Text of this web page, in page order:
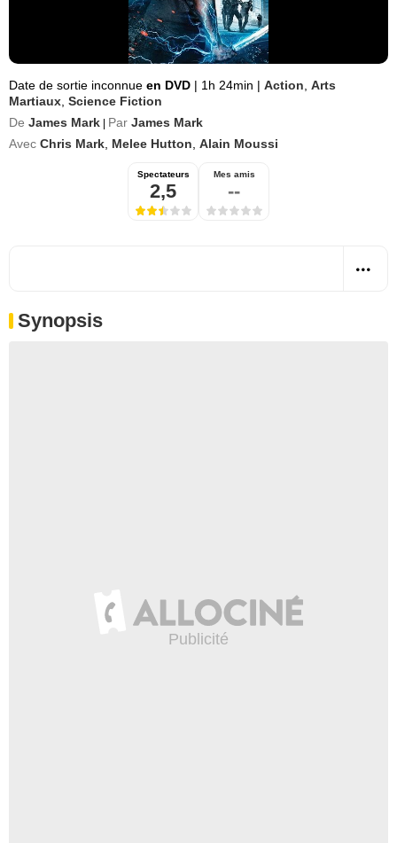
Date de sortie inconnue en DVD | 1h 24min | Action Arts
Martiaux Science Fiction
De James Mark Par James Mark
Avec Chris Mark Melee Hutton Alain Moussi
Spectateurs
2,5
Mes amis
--
Synopsis